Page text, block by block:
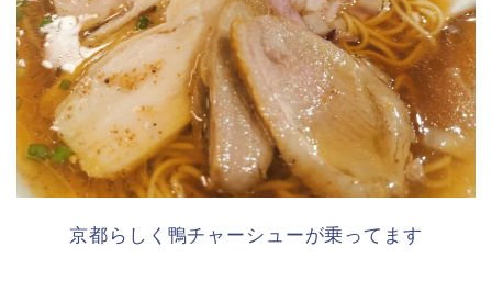
京都らしく鴨チャーシューが乗ってます